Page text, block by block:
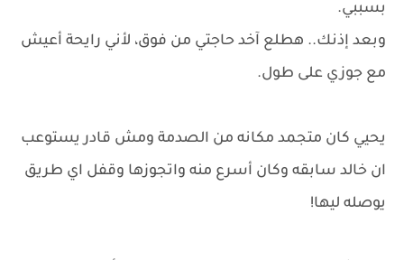
بسببي.
وبعد إذنك.. هطلع آخد حاجتي من فوق، لأني رايحة أعيش
مع جوزي على طول.
يحيي كان متجمد مكانه من الصدمة ومش قادر يستوعب
ان خالد سابقه وكان أسرع منه واتجوزها وقفل اي طريق
يوصله ليها!